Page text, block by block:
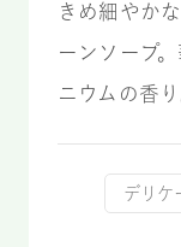
きめ細やか
ーンソープ
ニウムの香り
デリケ